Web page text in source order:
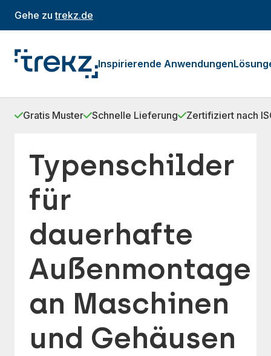
Gehe zutrekz.de
Inspirierende Anwendungen
Gratis Muster Schnelle Lieferung Zertifiziert nach
Typenschilder
für
dauerhafte
Außenmontage
an Maschinen
und Gehäusen